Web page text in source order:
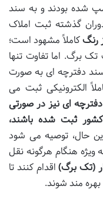
شده بودند و به سند
گذشته ثبت املاک
رنگکاملاً مشهود است؛
برگ. اما تفاوت تنها
دفترچه ای به صورت
الکترونیکی ثبت می
ای نیز در صورتی
ثبت شده باشند،
حال، توصیه می شود
ویژه هنگام هرگونه نقل
(تک برگ)اقدام کنند تا
مند شوند.